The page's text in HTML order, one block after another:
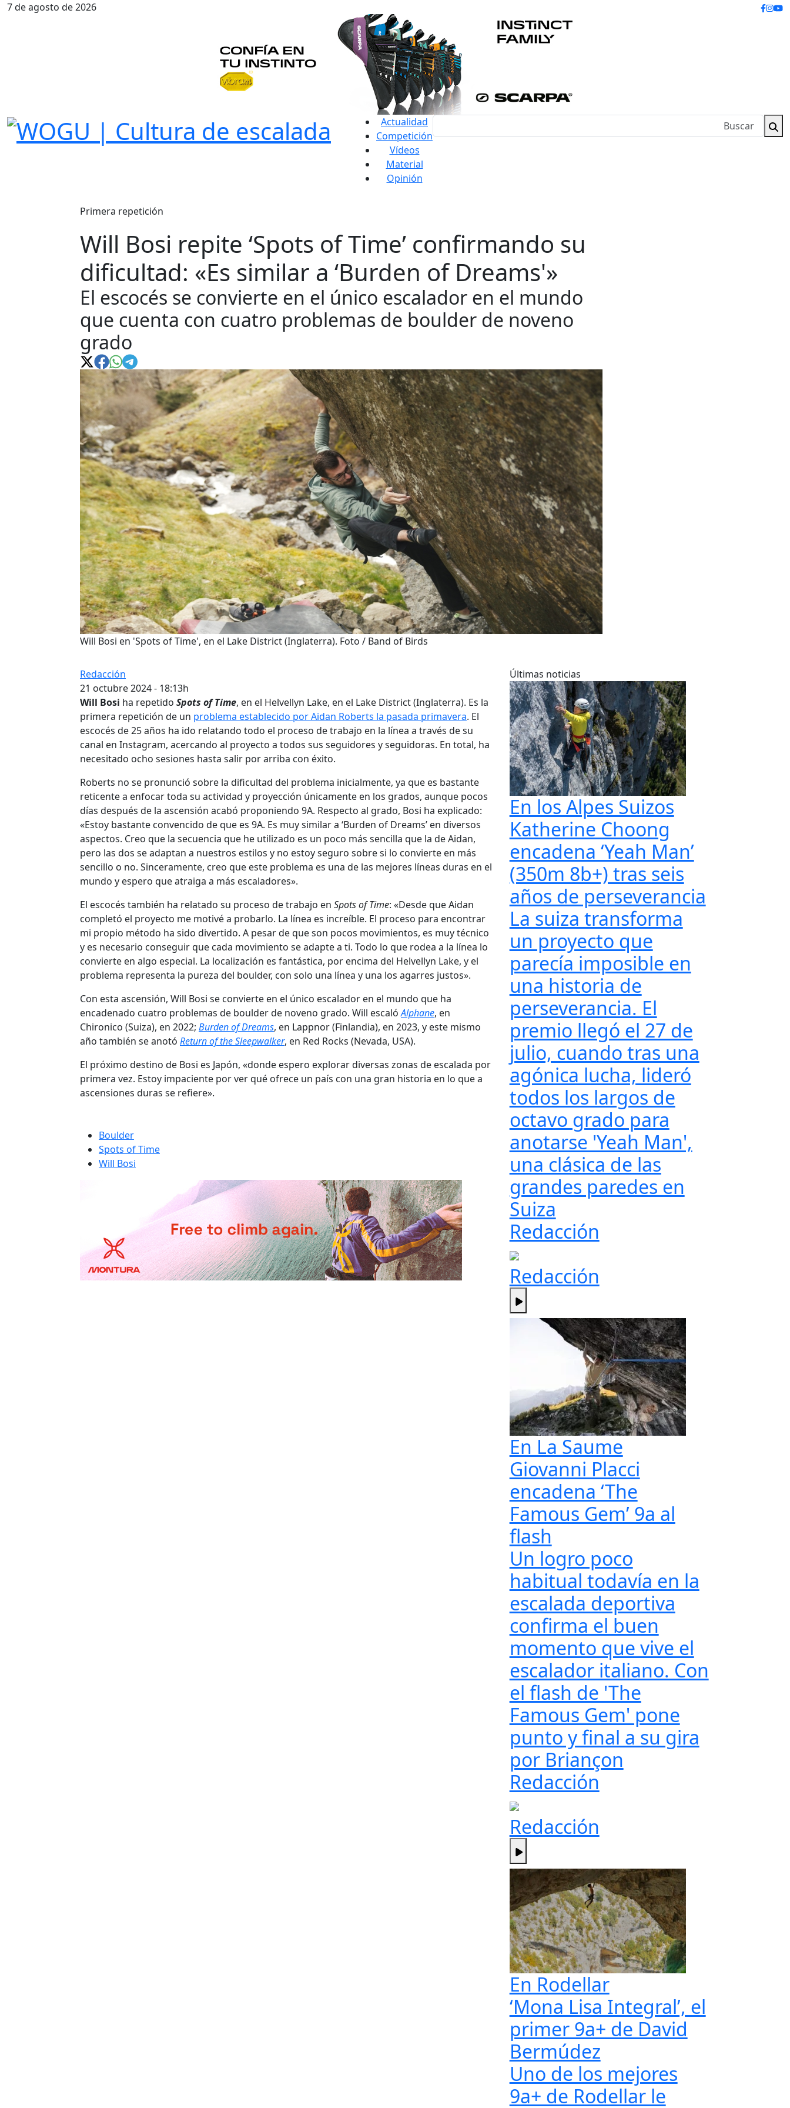
7 de agosto de 2026
Actualidad
Competición
Vídeos
Material
Opinión
Primera repetición
Will Bosi repite ‘Spots of Time’ confirmando su
dificultad: «Es similar a ‘Burden of Dreams'»
El escocés se convierte en el único escalador en el mundo
que cuenta con cuatro problemas de boulder de noveno
grado
Will Bosi en 'Spots of Time', en el Lake District (Inglaterra). Foto / Band of Birds
Redacción
21 octubre 2024 - 18:13h
Will Bosi ha repetido Spots of Time, en el Helvellyn Lake, en el Lake District (Inglaterra). Es la
primera repetición de un problema establecido por Aidan Roberts la pasada primavera. El
escocés de 25 años ha ido relatando todo el proceso de trabajo en la línea a través de su
canal en Instagram, acercando al proyecto a todos sus seguidores y seguidoras. En total, ha
necesitado ocho sesiones hasta salir por arriba con éxito.
Roberts no se pronunció sobre la dificultad del problema inicialmente, ya que es bastante
reticente a enfocar toda su actividad y proyección únicamente en los grados, aunque pocos
días después de la ascensión acabó proponiendo 9A. Respecto al grado, Bosi ha explicado:
«Estoy bastante convencido de que es 9A. Es muy similar a ‘Burden of Dreams’ en diversos
aspectos. Creo que la secuencia que he utilizado es un poco más sencilla que la de Aidan,
pero las dos se adaptan a nuestros estilos y no estoy seguro sobre si lo convierte en más
sencillo o no. Sinceramente, creo que este problema es una de las mejores líneas duras en el
mundo y espero que atraiga a más escaladores».
El escocés también ha relatado su proceso de trabajo en Spots of Time: «Desde que Aidan
completó el proyecto me motivé a probarlo. La línea es increíble. El proceso para encontrar
mi propio método ha sido divertido. A pesar de que son pocos movimientos, es muy técnico
y es necesario conseguir que cada movimiento se adapte a ti. Todo lo que rodea a la línea lo
convierte en algo especial. La localización es fantástica, por encima del Helvellyn Lake, y el
problema representa la pureza del boulder, con solo una línea y una los agarres justos».
Con esta ascensión, Will Bosi se convierte en el único escalador en el mundo que ha
encadenado cuatro problemas de boulder de noveno grado. Will escalóAlphane, en
Chironico (Suiza), en 2022; Burden of Dreams, en Lappnor (Finlandia), en 2023, y este mismo
año también se anotó Return of the Sleepwalker, en Red Rocks (Nevada, USA).
El próximo destino de Bosi es Japón, «donde espero explorar diversas zonas de escalada por
primera vez. Estoy impaciente por ver qué ofrece un país con una gran historia en lo que a
ascensiones duras se refiere».
Boulder
Spots of Time
Will Bosi
Últimas noticias
En los Alpes Suizos
Katherine Choong
encadena ‘Yeah Man’
(350m 8b+) tras seis
años de perseverancia
La suiza transforma
un proyecto que
parecía imposible en
una historia de
perseverancia. El
premio llegó el 27 de
julio, cuando tras una
agónica lucha, lideró
todos los largos de
octavo grado para
anotarse 'Yeah Man',
una clásica de las
grandes paredes en
Suiza
Redacción
Redacción
En La Saume
Giovanni Placci
encadena ‘The
Famous Gem’ 9a al
flash
Un logro poco
habitual todavía en la
escalada deportiva
confirma el buen
momento que vive el
escalador italiano. Con
el flash de 'The
Famous Gem' pone
punto y final a su gira
por Briançon
Redacción
Redacción
En Rodellar
‘Mona Lisa Integral’, el
primer 9a+ de David
Bermúdez
Uno de los mejores
9a+ de Rodellar le